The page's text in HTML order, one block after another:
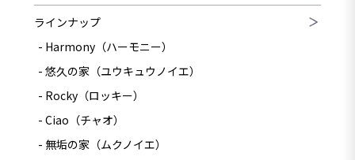
ラインナップ
Harmony（ハーモニー）
悠久の家（ユウキュウノイエ）
Rocky（ロッキー）
Ciao（チャオ）
無垢の家（ムクノイエ）